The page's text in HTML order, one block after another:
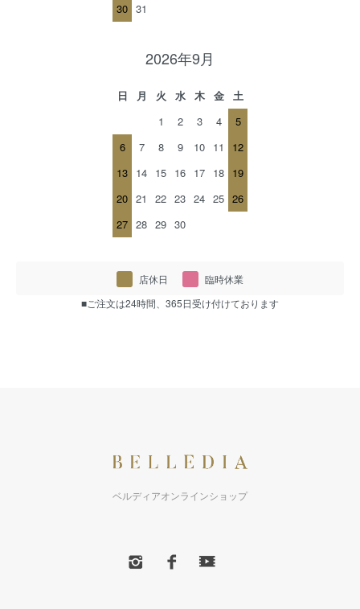
30 31
2026年9月
日 月 火 水 木 金
土
1
2 3 4
5
6
7 8 9 10 11
12
13 14 15 16 17 18 19
20 21 22 23 24 25 26
27 28 29 30
店休日
臨時休業
■ご注文は24時間、365日受け付けております
ベルディアオンラインショップ